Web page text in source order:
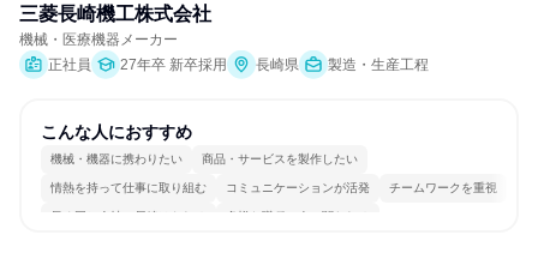
三菱長崎機工株式会社
機械・医療機器メーカー
正社員
27年卒 新卒採用 長崎県 製造・生産工程
こんな人におすすめ
機械・機器に携わりたい 商品・サービスを製作したい
情熱を持って仕事に取り組む コミュニケーションが活発 チームワークを重視
長く同じ会社に居続けられる 多様な職種の人と関われる